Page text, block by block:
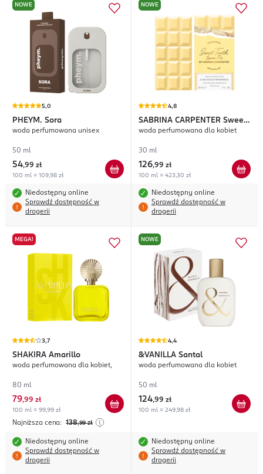
NOWE
5,0
PHEYM. Sora
woda perfumowana unisex
50 ml
54,99 zł
100 ml = 109,98 zł
Niedostępny online
Sprawdź dostępność w
drogerii
NOWE
4,8
SABRINA CARPENTER Sweet
Tooth Lemon Pie
woda perfumowana dla kobiet
30 ml
126,99 zł
100 ml = 423,30 zł
Niedostępny online
Sprawdź dostępność w
drogerii
MEGA!
3,7
SHAKIRA Amarillo
woda perfumowana dla kobiet,
80 ml
79,99 zł
100 ml = 99,99 zł
Najniższa cena: 138,99 zł
Niedostępny online
Sprawdź dostępność w
drogerii
NOWE
4,4
&VANILLA Santal
woda perfumowana dla kobiet
50 ml
124,99 zł
100 ml = 249,98 zł
Niedostępny online
Sprawdź dostępność w
drogerii